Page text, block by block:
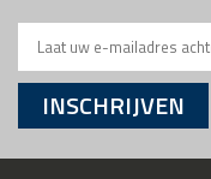
INSCHRIJVEN